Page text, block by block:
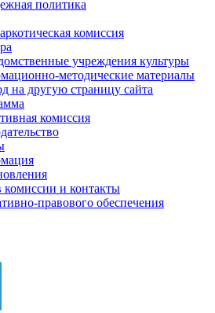
политика
комиссия
учреждения культуры
методические материалы
на другую страницу сайта
комиссия
комиссии и контакты
правового обеспечения